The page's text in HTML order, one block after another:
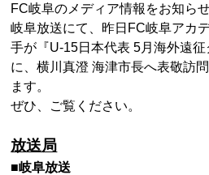
FC岐阜のメディア情報をお知ら
岐阜放送にて、昨日FC岐阜アカ
手が『U-15日本代表 5月海外遠
に、横川真澄 海津市長へ表敬訪
ます。
ぜひ、ご覧ください。
放送局
■岐阜放送